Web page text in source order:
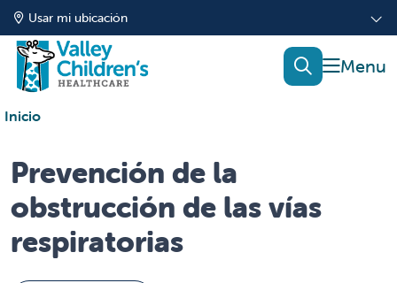
Usar mi ubicación
mostrar
buscar
Inicio
Prevención de la
obstrucción de las vías
respiratorias